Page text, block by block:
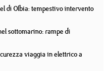
di Olbia: tempestivo intervento
sottomarino: rampe di
viaggia in elettrico a